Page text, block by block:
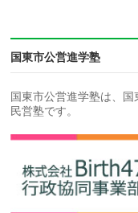
国東市公営進学塾
国東市公営進学塾は、
民営塾です。